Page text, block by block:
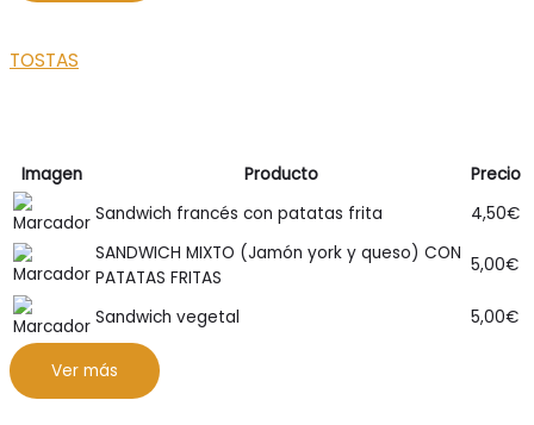
TOSTAS
Imagen Producto
Precio
Sandwich francés con patatas frita
4,50€
SANDWICH MIXTO (Jamón york y queso) CON
PATATAS FRITAS
5,00€
Sandwich vegetal 5,00€
Ver más